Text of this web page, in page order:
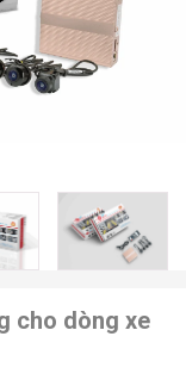
cho dòng xe